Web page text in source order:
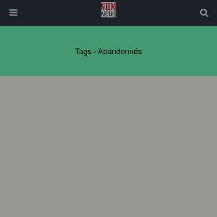
Tags › Abandonnés